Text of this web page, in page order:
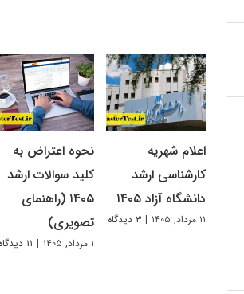
اعلام شهریه
کارشناسی ارشد
دانشگاه آزاد ۱۴۰۵
۱۱ مرداد, ۱۴۰۵ | ۳ دیدگاه
نحوه اعتراض به
کلید سوالات ارشد
۱۴۰۵ (راهنمای
تصویری)
۱ مرداد, ۱۴۰۵ | ۱۱ دیدگاه